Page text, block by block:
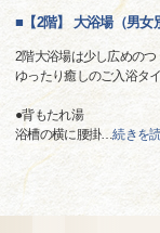
■【2階】 大浴場（男女
2階大浴場は少し広めのつ
ゆったり癒しのご入浴タ
●背もたれ湯
浴槽の横に腰掛…続きを